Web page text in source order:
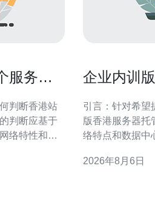
服务器
判断香港站
判断应基于
络特性和合
企业内训
引言：针对希望
版香港服务器托
络特点和数据中
管教学 选择内训版香港服务器托管教学，可以在受控
2026年8月6日